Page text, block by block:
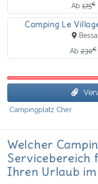
Ab175€
Camping Le
Ab230€
Campingplatz Cher
Welcher
Servicebereich
Ihren Urlaub